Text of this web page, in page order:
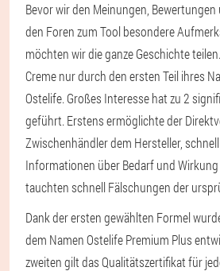
Bevor wir den Meinungen,
den Foren zum Tool besondere
möchten wir die ganze Geschichte
Creme nur durch den ersten Teil ihres
Ostelife. Großes Interesse hat zu 2
geführt. Erstens ermöglichte der
Zwischenhändler dem Hersteller,
Informationen über Bedarf und
tauchten schnell Fälschungen der
Dank der ersten gewählten Formel
dem Namen Ostelife Premium Plus
zweiten gilt das Qualitätszertifikat für